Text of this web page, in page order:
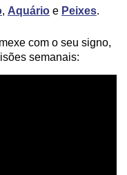
, Aquário e Peixes.
com o seu signo,
semanais: